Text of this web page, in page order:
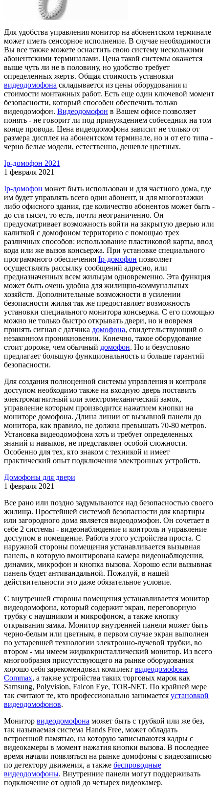
Для удобства управления монитор на абонентском терминале
может иметь сенсорное исполнение. В случае необходимости
Вы все также можете оснастить свою систему несколькими
абонентскими терминалами. Цена такой системы окажется
выше чуть ли не в половину, но удобство требует
определенных жертв. Общая стоимость установки
видеодомофона складывается из цены оборудования и
стоимости монтажных работ. Есть еще один ключевой момент
безопасности, который способен обеспечить только
видеодомофон. Видеодомофон в Вашем офисе позволяет
понять - не говорит ли под принуждением собеседник на том
конце провода. Цена видеодомофона зависит не только от
размера дисплея на абонентском терминале, но и от его типа -
черно белые модели, естественно, дешевле цветных.
Ip-домофон 2021
1 февраля 2021
Ip-домофон может быть использован и для частного дома, где
им будет управлять всего один абонент, и для многоэтажки
либо офисного здания, где количество абонентов может быть -
до ста тысяч, то есть, почти неограниченно. Он
предусматривает возможность войти на закрытую дверью или
калиткой с домофоном территорию с помощью трех
различных способов: использование пластиковой карты, ввод
кода или же вызов консьержа. При установке специального
программного обеспечения Ip-домофон позволяет
осуществлять рассылку сообщений адресно, или
предназначенных всем жильцам одновременно. Эта функция
может быть очень удобна для жилищно-коммунальных
хозяйств. Дополнительные возможности в усилении
безопасности жилья так же предоставляет возможность
установки специального монитора консьержа. С его помощью
можно не только быстро открывать двери, но и вовремя
принять сигнал с датчика домофона, свидетельствующий о
незаконном проникновении. Конечно, такое оборудование
стоит дороже, чем обычный домофон. Но и безусловно
предлагает большую функциональность и больше гарантий
безопасности.
Для создания полноценной системы управления и контроля
доступом необходимо также на входную дверь поставить
электромагнитный или электромеханический замок,
управление которым производится нажатием кнопки на
мониторе домофона. Длина линии от вызывной панели до
монитора, как правило, не должна превышать 70-80 метров.
Установка видеодомофона хоть и требует определенных
знаний и навыков, не представляет особой сложности.
Особенно для тех, кто знаком с техникой и имеет
практический опыт подключения электронных устройств.
Домофоны для двери
1 февраля 2021
Все рано или поздно задумываются над безопасностью своего
жилища. Простейшей системой безопасности для квартиры
или загородного дома является видеодомофон. Он сочетает в
себе 2 системы - видеонаблюдение и контроль и управление
доступом в помещение. Работа этого устройства проста. С
наружной стороны помещения устанавливается вызывная
панель, в которую вмонтирована камера видеонаблюдения,
динамик, микрофон и кнопка вызова. Хорошо если вызывная
панель будет антивандальной. Пожалуй, в нашей
действительности это даже обязательное условие.
С внутренней стороны помещения устанавливается монитор
видеодомофона, который содержит экран, переговорную
трубку с наушником и микрофоном, а также кнопку
открывания замка. Монитор внутренней панели может быть
черно-белым или цветным, в первом случае экран выполнен
по устаревшей технологии электронно-лучевой трубки, во
втором - мы имеем жидкокристаллический монитор. Из всего
многообразия присутствующего на рынке оборудования
хорошо себя зарекомендовал комплект видеодомофона
Commax, а также устройства таких торговых марок как
Samsung, Polyvision, Falcon Eye, TOR-NET. По крайней мере
так считают те, кто профессионально занимается установкой
видеодомофонов.
Монитор видеодомофона может быть с трубкой или же без,
так называемая система Hands Free, может обладать
встроенной памятью, на которую записываются кадры с
видеокамеры в момент нажатия кнопки вызова. В последнее
время начали появляться на рынке домофоны с видеозаписью
по детектору движения, а также беспроводные
видеодомофоны. Внутренние панели могут поддерживать
подключение от одной до четырех видеокамер.